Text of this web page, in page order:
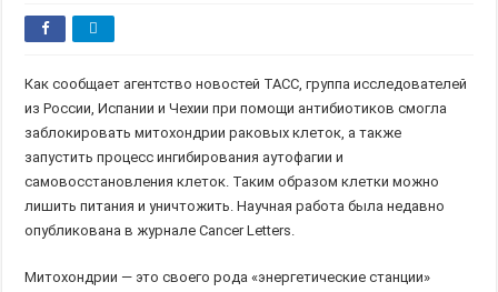
Как сообщает агентство новостей ТАСС, группа исследователей
из России, Испании и Чехии при помощи антибиотиков смогла
заблокировать митохондрии раковых клеток, а также
запустить процесс ингибирования аутофагии и
самовосстановления клеток. Таким образом клетки можно
лишить питания и уничтожить. Научная работа была недавно
опубликована в журнале Cancer Letters.
Митохондрии — это своего рода «энергетические станции»